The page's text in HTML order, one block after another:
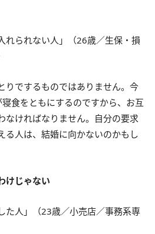
れられない人」（26歳／生保・損
りでするものではありません。今
食をともにするのですから、お互
なければなりません。自分の要求
る人は、結婚に向かないのかもし
けじゃない
た人」（23歳／小売店／事務系専